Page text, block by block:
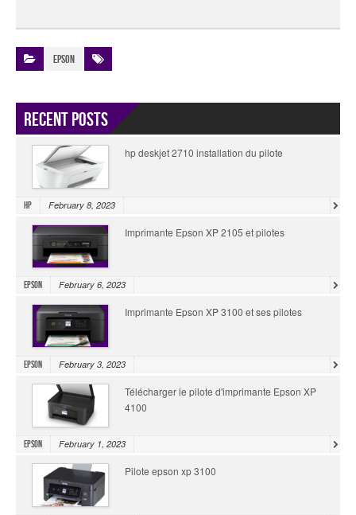
Epson
Recent Posts
hp deskjet 2710 installation du pilote
HP February 8, 2023
Imprimante Epson XP 2105 et pilotes
Epson February 6, 2023
Imprimante Epson XP 3100 et ses pilotes
Epson February 3, 2023
Télécharger le pilote d'imprimante Epson XP
4100
Epson February 1, 2023
Pilote epson xp 3100